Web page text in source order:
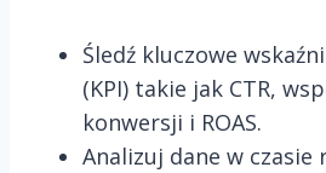
Śledź kluczowe
(KPI) takie jak CTR,
konwersji i ROAS.
Analizuj dane w czasie